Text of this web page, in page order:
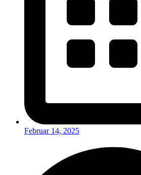
Februar 14, 2025